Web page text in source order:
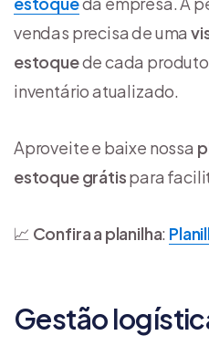
vendas precisa de uma
estoquede cada produto
inventário atualizado.
Aproveite e baixe nossa
estoque grátispara
📈 Confira a planilha:
Gestão